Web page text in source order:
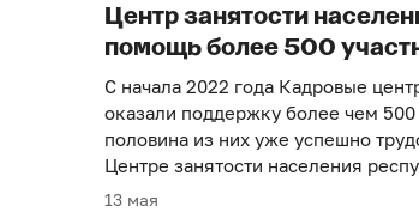
Центр занятости
помощь более 500
С начала 2022 года Кадровые
оказали поддержку более чем
половина из них уже успешно
Центре занятости населения
13 мая